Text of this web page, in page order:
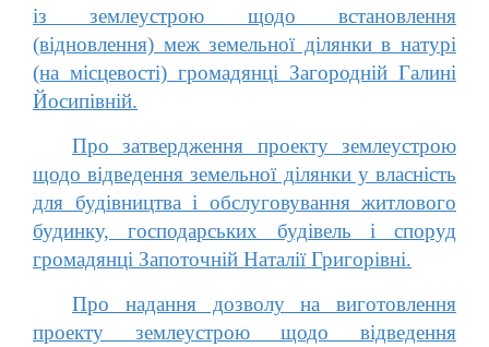
із землеустрою щодо встановлення
(відновлення) меж земельної ділянки в натурі
(на місцевості) громадянці Загородній Галині
Йосипівній.
Про затвердження проекту землеустрою
щодо відведення земельної ділянки у власність
для будівництва і обслуговування житлового
будинку, господарських будівель і споруд
громадянці Запоточній Наталії Григорівні.
Про надання дозволу на виготовлення
проекту землеустрою щодо відведення